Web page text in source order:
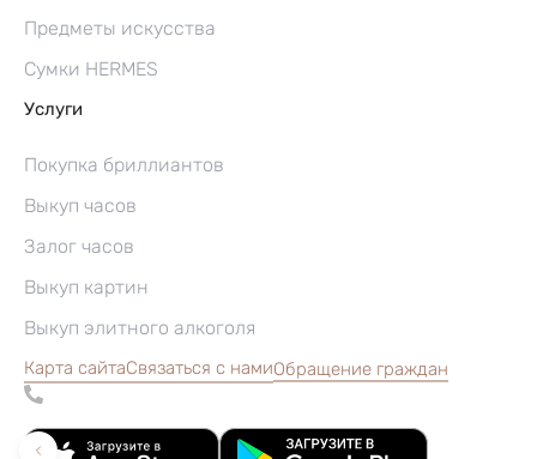
Предметы искусства
Сумки HERMES
Услуги
Покупка бриллиантов
Выкуп часов
Залог часов
Выкуп картин
Выкуп элитного алкоголя
Карта сайтаСвязаться с намиОбращение граждан